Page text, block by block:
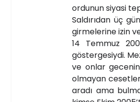
ordunun siyasi
Saldırıdan üç
girmelerine izin
14 Temmuz
göstergesiydi.
ve onlar
olmayan
aradı ama